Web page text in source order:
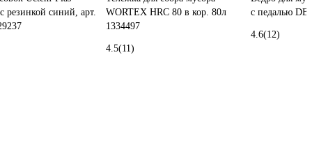
резинкой синий, арт.
WORTEX HRC 80 в кор. 80л
1334497
4.5(11)
с педалью
4.6(12)